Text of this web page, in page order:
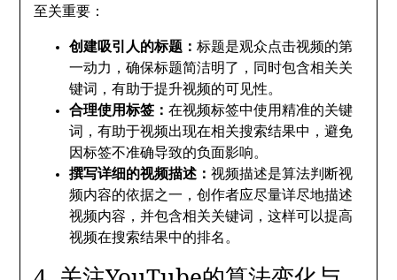
至关重要：
创建吸引人的标题：标题是观众点击视频的第
一动力，确保标题简洁明了，同时包含相关关
键词，有助于提升视频的可见性。
合理使用标签：在视频标签中使用精准的关键
词，有助于视频出现在相关搜索结果中，避免
因标签不准确导致的负面影响。
撰写详细的视频描述：视频描述是算法判断视
频内容的依据之一，创作者应尽量详尽地描述
视频内容，并包含相关关键词，这样可以提高
视频在搜索结果中的排名。